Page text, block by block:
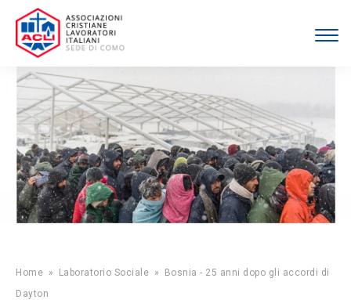
Home » Laboratorio Sociale »
Bosnia - 25 anni dopo gli accordi di
Dayton